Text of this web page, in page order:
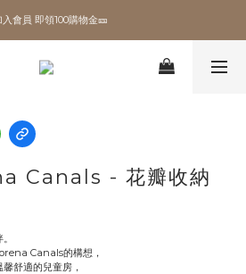
入會員 即領100購物金🎫
入會員 即領100購物金🎫
全館滿額現折🔥
入會員 即領100購物金🎫
Canals - 花瓣收納
Canals的構想，
舒適的兒童房，